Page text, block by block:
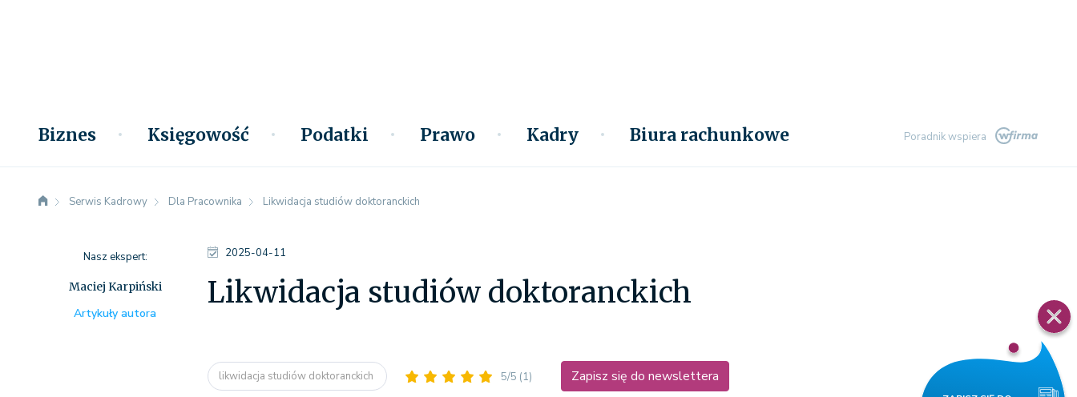
Biznes Księgowość Podatki Prawo Kadry Biura rachunkowe Poradnik wspiera
Serwis Kadrowy Dla Pracownika Likwidacja studiów doktoranckich
2025-04-11
Likwidacja studiów doktoranckich
likwidacja studiów doktoranckich 5/5 (1) Zapisz się do newslettera
Nasz ekspert:
Maciej Karpiński
Artykuły autora